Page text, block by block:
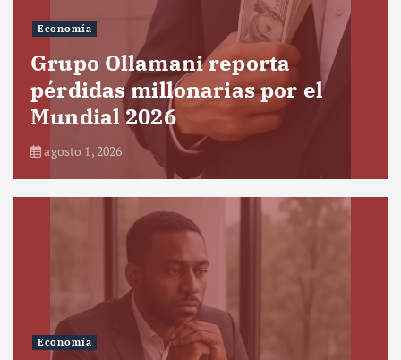
Economía
Grupo Ollamani reporta
pérdidas millonarias por el
Mundial 2026
agosto 1, 2026
Economía